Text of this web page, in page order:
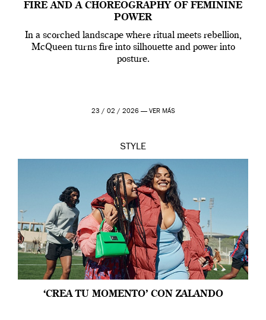
FIRE AND A CHOREOGRAPHY OF FEMININE
POWER
In a scorched landscape where ritual meets rebellion,
McQueen turns fire into silhouette and power into
posture.
23 / 02 / 2026 — VER MÁS
STYLE
‘CREA TU MOMENTO’ CON ZALANDO